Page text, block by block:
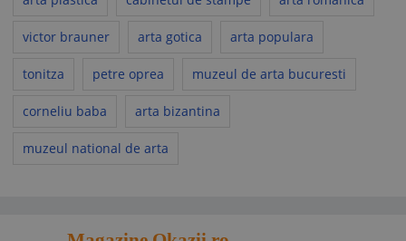
victor brauner arta gotica arta populara
tonitza petre oprea muzeul de arta bucuresti
corneliu baba arta bizantina
muzeul national de arta